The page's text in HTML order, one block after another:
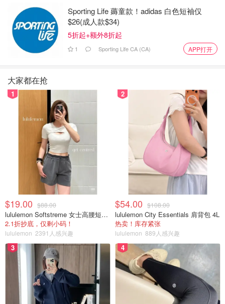
Sporting Life 薅童款！adidas 白色短袖仅
$26(成人款$34)
5折起+额外8折起
1 Sporting Life CA (CA) APP打开
大家都在抢
1
$19.00 $88.00
lululemon Softstreme 女士高腰短裤 10cm
2.1折抄底，仅剩小码！
lululemon 2391人感兴趣
2
$54.00 $108.00
lululemon City Essentials 肩背包 4L
热卖！库存紧张
lululemon 889人感兴趣
3 4